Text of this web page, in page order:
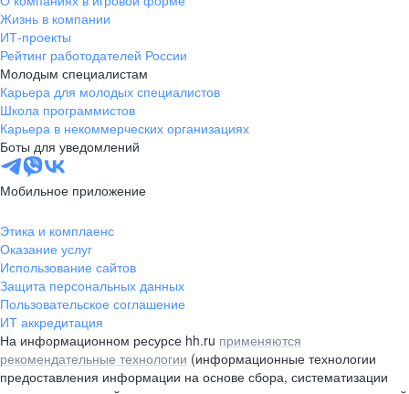
Жизнь в компании
ИТ-проекты
Рейтинг работодателей России
Молодым специалистам
Карьера для молодых специалистов
Школа программистов
Карьера в некоммерческих организациях
Боты для уведомлений
Мобильное приложение
Этика и комплаенс
Оказание услуг
Использование сайтов
Защита персональных данных
Пользовательское соглашение
ИТ аккредитация
На информационном ресурсе hh.ru применяются
рекомендательные технологии (информационные технологии
предоставления информации на основе сбора, систематизации